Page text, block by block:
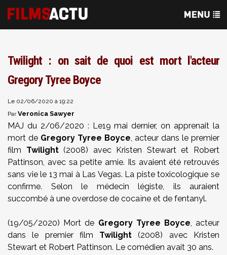
Twilight : on sait de quoi est mort l'acteur
Gregory Tyree Boyce
Le 02/06/2020 à 19:22
ParVeronica Sawyer
MAJ du 2/06/2020 : Le19 mai dernier, on apprenait la
mort de Gregory Tyree Boyce, acteur dans le premier
film Twilight(2008) avec Kristen Stewart et Robert
Pattinson, avec sa petite amie. Ils avaient été retrouvés
sans vie le 13 mai à Las Vegas. La piste toxicologique se
confirme. Selon le médecin légiste, ils auraient
succombé à une overdose de cocaïne et de fentanyl.
(19/05/2020) Mort de Gregory Tyree Boyce, acteur
dans le premier film Twilight (2008) avec Kristen
Stewart et Robert Pattinson. Le comédien avait 30 ans.